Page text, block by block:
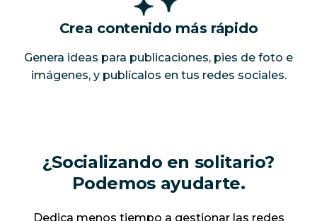
Crea contenido más rápido
Genera ideas para publicaciones, pies de foto e
imágenes, y publícalos en tus redes sociales.
¿Socializando en solitario?
Podemos ayudarte.
Dedica menos tiempo a gestionar las redes